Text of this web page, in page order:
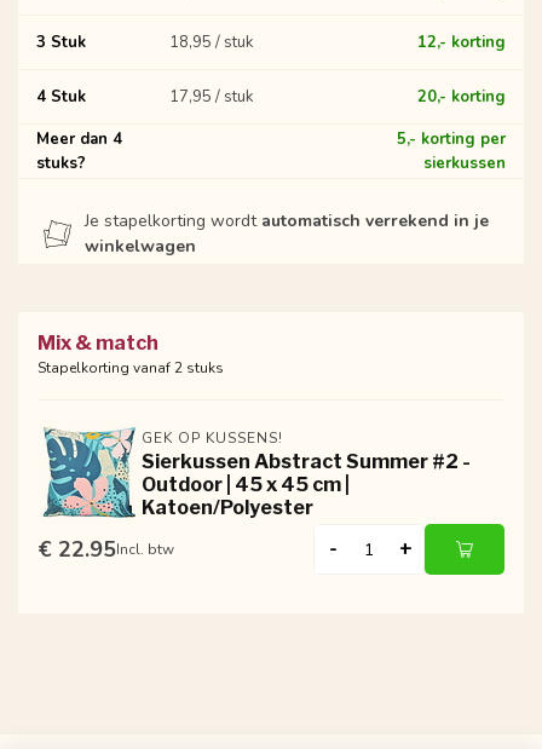
3 Stuk 18,95 / stuk 12,- korting
4 Stuk 17,95 / stuk
20,- korting
Meer dan 4
stuks?
5,- korting per
sierkussen
Je stapelkorting wordt automatisch verrekend in je
winkelwagen
Mix & match
Stapelkorting vanaf 2 stuks
GEK OP KUSSENS!
Sierkussen Abstract Summer #2 -
Outdoor | 45 x 45 cm |
Katoen/Polyester
€ 22.95Incl. btw - +